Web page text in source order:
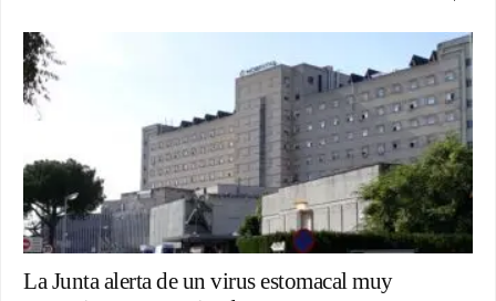
La Junta alerta de un virus estomacal muy